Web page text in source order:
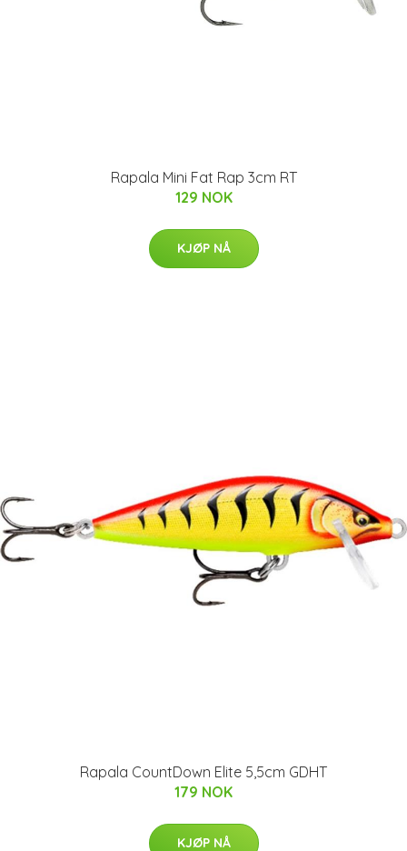
Rapala Mini Fat Rap 3cm RT
129 NOK
KJØP NÅ
Rapala CountDown Elite 5,5cm GDHT
179 NOK
KJØP NÅ